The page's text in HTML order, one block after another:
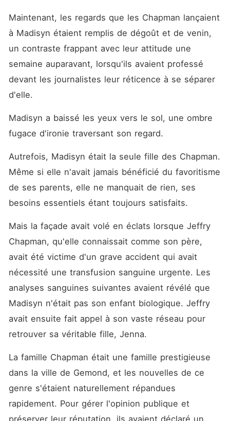
Maintenant, les regards que les Chapman lançaient
à Madisyn étaient remplis de dégoût et de venin,
un contraste frappant avec leur attitude une
semaine auparavant, lorsqu'ils avaient professé
devant les journalistes leur réticence à se séparer
d'elle.
Madisyn a baissé les yeux vers le sol, une ombre
fugace d'ironie traversant son regard.
Autrefois, Madisyn était la seule fille des Chapman.
Même si elle n'avait jamais bénéficié du favoritisme
de ses parents, elle ne manquait de rien, ses
besoins essentiels étant toujours satisfaits.
Mais la façade avait volé en éclats lorsque Jeffry
Chapman, qu'elle connaissait comme son père,
avait été victime d'un grave accident qui avait
nécessité une transfusion sanguine urgente. Les
analyses sanguines suivantes avaient révélé que
Madisyn n'était pas son enfant biologique. Jeffry
avait ensuite fait appel à son vaste réseau pour
retrouver sa véritable fille, Jenna.
La famille Chapman était une famille prestigieuse
dans la ville de Gemond, et les nouvelles de ce
genre s'étaient naturellement répandues
rapidement. Pour gérer l'opinion publique et
préserver leur réputation, ils avaient déclaré un